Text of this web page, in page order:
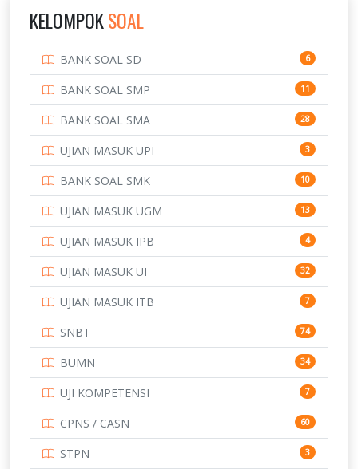
3
169
7
PTDI STTD 4
133
SMA 146
SMK 231
SMP 134
STIP 2
153
345
UNIVERSITAS AIRLANGGA 15
16
15
KELOMPOKSOAL
BANK SOAL SD 6
BANK SOAL SMP 11
BANK SOAL SMA 28
UJIAN MASUK UPI 3
BANK SOAL SMK 10
UJIAN MASUK UGM 13
UJIAN MASUK IPB 4
UJIAN MASUK UI 32
UJIAN MASUK ITB 7
SNBT 74
BUMN 34
UJI KOMPETENSI 7
CPNS / CASN 60
STPN 3